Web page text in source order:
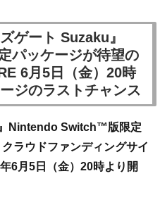
ゲート Suzaku』
ッケージが待望の
6月5日（金）20時
ジのラストチャンス
Nintendo Switch™版限定
ラウドファンディングサイ
6月5日（金）20時より開